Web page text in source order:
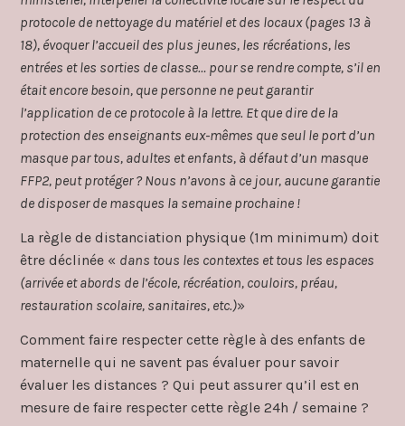
protocole de nettoyage du matériel et des locaux (pages 13 à
18), évoquer l’accueil des plus jeunes, les récréations, les
entrées et les sorties de classe… pour se rendre compte, s’il en
était encore besoin, que personne ne peut garantir
l’application de ce protocole à la lettre. Et que dire de la
protection des enseignants eux-mêmes que seul le port d’un
masque par tous, adultes et enfants, à défaut d’un masque
FFP2, peut protéger ? Nous n’avons à ce jour, aucune garantie
de disposer de masques la semaine prochaine !
La règle de distanciation physique (1m minimum) doit
être déclinée « dans tous les contextes et tous les espaces
(arrivée et abords de l’école, récréation, couloirs, préau,
restauration scolaire, sanitaires, etc.)»
Comment faire respecter cette règle à des enfants de
maternelle qui ne savent pas évaluer pour savoir
évaluer les distances ? Qui peut assurer qu’il est en
mesure de faire respecter cette règle 24h / semaine ?